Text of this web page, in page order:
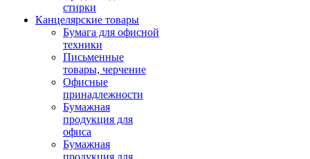
стирки
Канцелярские товары
Бумага для офисной
техники
Письменные
товары, черчение
Офисные
принадлежности
Бумажная
продукция для
офиса
Бумажная
продукция для